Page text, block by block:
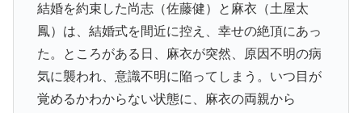
結婚を約束した尚志（佐藤健）と麻衣（土屋太
鳳）は、結婚式を間近に控え、幸せの絶頂にあっ
た。ところがある日、麻衣が突然、原因不明の病
気に襲われ、意識不明に陥ってしまう。いつ目が
覚めるかわからない状態に、麻衣の両親から